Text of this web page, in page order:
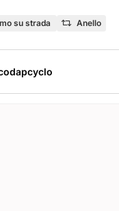
su strada Anello